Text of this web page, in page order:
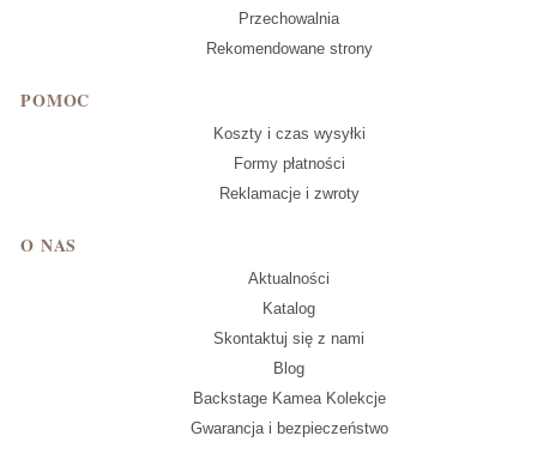
Przechowalnia
Rekomendowane strony
POMOC
Koszty i czas wysyłki
Formy płatności
Reklamacje i zwroty
O NAS
Aktualności
Katalog
Skontaktuj się z nami
Blog
Backstage Kamea Kolekcje
Gwarancja i bezpieczeństwo